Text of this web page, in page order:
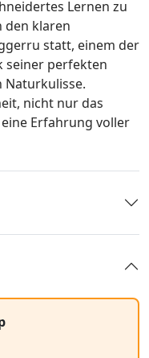
Lernen zu
den klaren
statt, einem der
seiner perfekten
Naturkulisse.
nicht nur das
Erfahrung voller